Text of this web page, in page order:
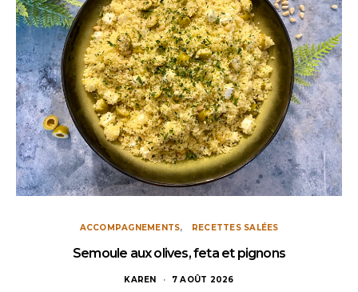
ACCOMPAGNEMENTS RECETTES SALÉES
Semoule aux olives, feta et pignons
KAREN 7 AOÛT 2026